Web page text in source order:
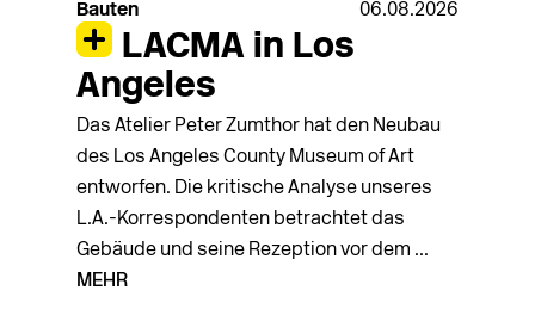
Bauten 06.08.2026
LACMA in Los
Angeles
Das Atelier Peter Zumthor hat den Neubau
des Los Angeles County Museum of Art
entworfen. Die kritische Analyse unseres
L.A.-Korrespondenten betrachtet das
Gebäude und seine Rezeption vor dem ...
MEHR